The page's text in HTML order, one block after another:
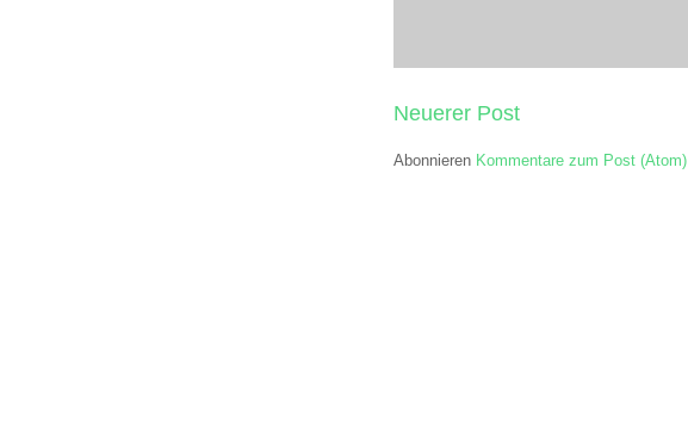
Neuerer Post
Abonnieren Kommentare zum Post (Atom)